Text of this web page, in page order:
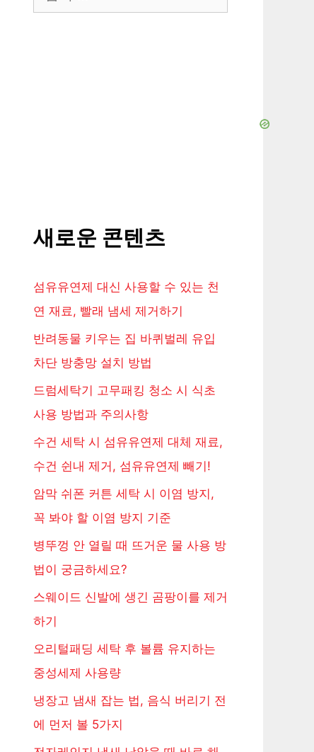
색:
새로운 콘텐츠
섬유유연제 대신 사용할 수 있는 천
연 재료, 빨래 냄세 제거하기
반려동물 키우는 집 바퀴벌레 유입
차단 방충망 설치 방법
드럼세탁기 고무패킹 청소 시 식초
사용 방법과 주의사항
수건 세탁 시 섬유유연제 대체 재료,
수건 쉰내 제거, 섬유유연제 빼기!
암막 쉬폰 커튼 세탁 시 이염 방지,
꼭 봐야 할 이염 방지 기준
병뚜껑 안 열릴 때 뜨거운 물 사용 방
법이 궁금하세요?
스웨이드 신발에 생긴 곰팡이를 제거
하기
오리털패딩 세탁 후 볼륨 유지하는
중성세제 사용량
냉장고 냄새 잡는 법, 음식 버리기 전
에 먼저 볼 5가지